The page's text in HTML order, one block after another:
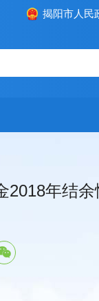
揭阳市人民
2018年结余